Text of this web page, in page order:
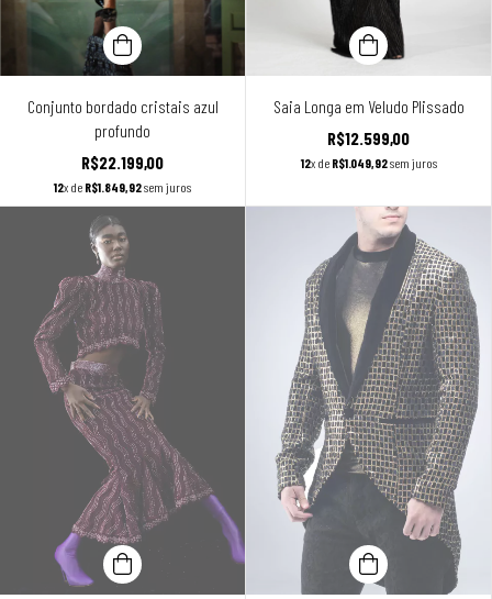
Conjunto bordado cristais azul
profundo
R$22.199,00
12x de R$1.849,92sem juros
Saia Longa em Veludo Plissado
R$12.599,00
12x de R$1.049,92sem juros